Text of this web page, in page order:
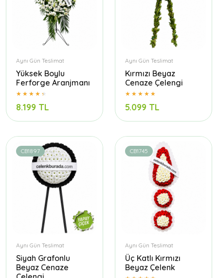
Aynı Gün Teslimat
Yüksek Boylu
Ferforge Aranjmanı
8.199 TL
Aynı Gün Teslimat
Kırmızı Beyaz
Cenaze Çelengi
5.099 TL
CB1897
Aynı Gün Teslimat
Siyah Grafonlu
Beyaz Cenaze
CB1745
Aynı Gün Teslimat
Üç Katlı Kırmızı
Beyaz Çelenk